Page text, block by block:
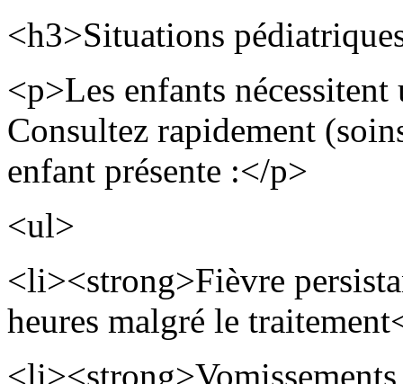
<h3>Situations
<p>Les enfants
Consultez rapidement
enfant présente :</p>
<ul>
<li><strong>Fièvre
heures malgré le